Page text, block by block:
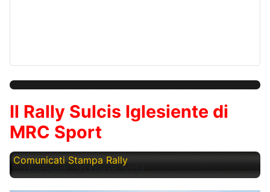
Il Rally Sulcis Iglesiente di
MRC Sport
Comunicati Stampa Rally
Mercoledì, 20 Marzo 2024